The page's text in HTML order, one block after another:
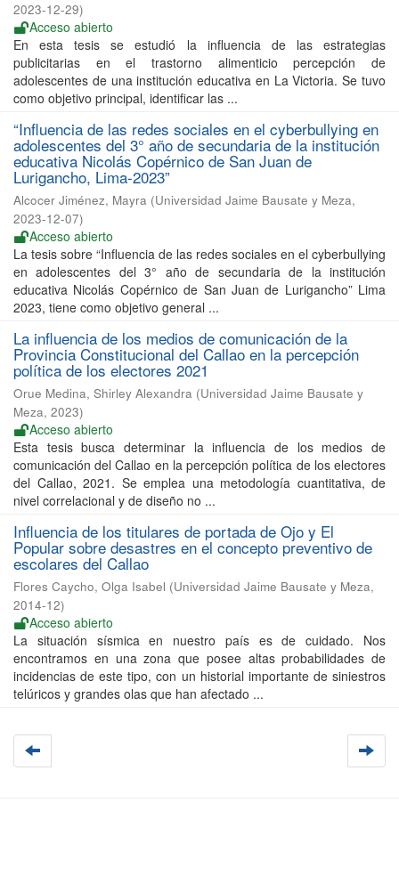
2023-12-29)
Acceso abierto
En esta tesis se estudió la influencia de las estrategias
publicitarias en el trastorno alimenticio percepción de
adolescentes de una institución educativa en La Victoria. Se tuvo
como objetivo principal, identificar las ...
“Influencia de las redes sociales en el cyberbullying en
adolescentes del 3° año de secundaria de la institución
educativa Nicolás Copérnico de San Juan de
Lurigancho, Lima-2023”
Alcocer Jiménez, Mayra (Universidad Jaime Bausate y Meza,
2023-12-07)
Acceso abierto
La tesis sobre “Influencia de las redes sociales en el cyberbullying
en adolescentes del 3° año de secundaria de la institución
educativa Nicolás Copérnico de San Juan de Lurigancho” Lima
2023, tiene como objetivo general ...
La influencia de los medios de comunicación de la
Provincia Constitucional del Callao en la percepción
política de los electores 2021
Orue Medina, Shirley Alexandra (Universidad Jaime Bausate y
Meza, 2023)
Acceso abierto
Esta tesis busca determinar la influencia de los medios de
comunicación del Callao en la percepción política de los electores
del Callao, 2021. Se emplea una metodología cuantitativa, de
nivel correlacional y de diseño no ...
Influencia de los titulares de portada de Ojo y El
Popular sobre desastres en el concepto preventivo de
escolares del Callao
Flores Caycho, Olga Isabel (Universidad Jaime Bausate y Meza,
2014-12)
Acceso abierto
La situación sísmica en nuestro país es de cuidado. Nos
encontramos en una zona que posee altas probabilidades de
incidencias de este tipo, con un historial importante de siniestros
telúricos y grandes olas que han afectado ...